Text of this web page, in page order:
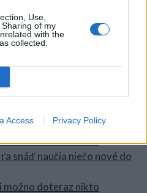
Use,
of my
with the
collected.
Access Privacy Policy